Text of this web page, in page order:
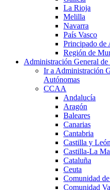
La Rioja
Melilla
Navarra
País Vasco
Principado de
Región de
Administración General
Ir a Administración
Autónomas
CCAA
Andalucía
Aragón
Baleares
Canarias
Cantabria
Castilla y León
Castilla-La
Cataluña
Ceuta
Comunidad
Comunidad